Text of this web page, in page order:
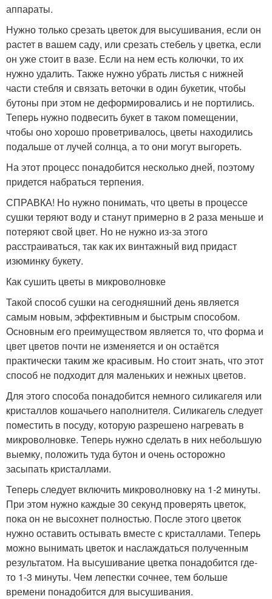
аппараты.
Нужно только срезать цветок для высушивания, если он
растет в вашем саду, или срезать стебель у цветка, если
он уже стоит в вазе. Если на нем есть колючки, то их
нужно удалить. Также нужно убрать листья с нижней
части стебля и связать веточки в один букетик, чтобы
бутоны при этом не деформировались и не портились.
Теперь нужно подвесить букет в таком помещении,
чтобы оно хорошо проветривалось, цветы находились
подальше от лучей солнца, а то они могут выгореть.
На этот процесс понадобится несколько дней, поэтому
придется набраться терпения.
СПРАВКА! Но нужно понимать, что цветы в процессе
сушки теряют воду и станут примерно в 2 раза меньше и
потеряют свой цвет. Но не нужно из-за этого
расстраиваться, так как их винтажный вид придаст
изюминку букету.
Как сушить цветы в микроволновке
Такой способ сушки на сегодняшний день является
самым новым, эффективным и быстрым способом.
Основным его преимуществом является то, что форма и
цвет цветов почти не изменяется и он остаётся
практически таким же красивым. Но стоит знать, что этот
способ не подходит для маленьких и нежных цветов.
Для этого способа понадобится немного силикагеля или
кристаллов кошачьего наполнителя. Силикагель следует
поместить в посуду, которую разрешено нагревать в
микроволновке. Теперь нужно сделать в них небольшую
выемку, положить туда бутон и очень осторожно
засыпать кристаллами.
Теперь следует включить микроволновку на 1-2 минуты.
При этом нужно каждые 30 секунд проверять цветок,
пока он не высохнет полностью. После этого цветок
нужно оставить остывать вместе с кристаллами. Теперь
можно вынимать цветок и наслаждаться полученным
результатом. На высушивание цветка понадобится где-
то 1-3 минуты. Чем лепестки сочнее, тем больше
времени понадобится для высушивания.